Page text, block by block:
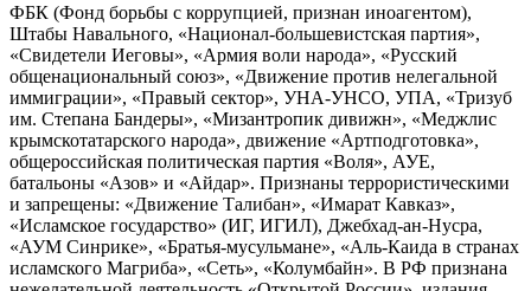
ФБК (Фонд борьбы с коррупцией, признан иноагентом),
Штабы Навального, «Национал-большевистская партия»,
«Свидетели Иеговы», «Армия воли народа», «Русский
общенациональный союз», «Движение против нелегальной
иммиграции», «Правый сектор», УНА-УНСО, УПА, «Тризуб
им. Степана Бандеры», «Мизантропик дивижн», «Меджлис
крымскотатарского народа», движение «Артподготовка»,
общероссийская политическая партия «Воля», АУЕ,
батальоны «Азов» и «Айдар». Признаны террористическими
и запрещены: «Движение Талибан», «Имарат Кавказ»,
«Исламское государство» (ИГ, ИГИЛ), Джебхад-ан-Нусра,
«АУМ Синрике», «Братья-мусульмане», «Аль-Каида в странах
исламского Магриба», «Сеть», «Колумбайн». В РФ признана